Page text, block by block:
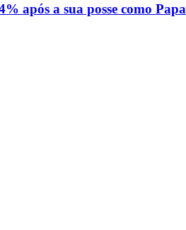
após a sua posse como Papa